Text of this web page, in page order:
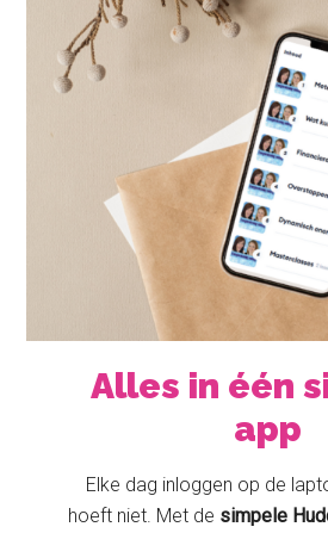
Alles in één
app
Elke dag inloggen op de
hoeft niet. Met de simpele